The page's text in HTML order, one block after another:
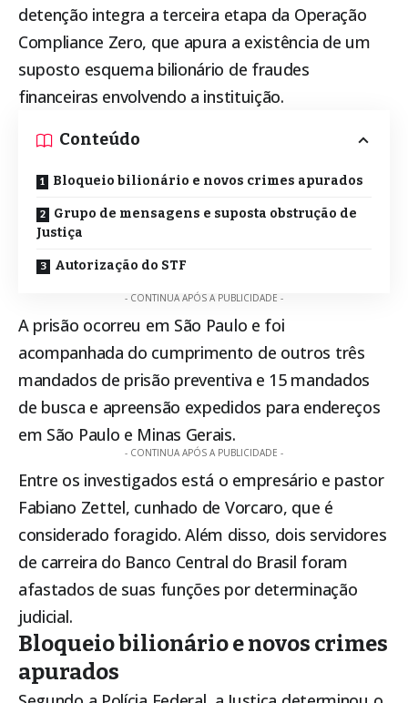
detenção integra a terceira etapa da Operação
Compliance Zero, que apura a existência de um
suposto esquema bilionário de fraudes
financeiras envolvendo a instituição.
Conteúdo
Bloqueio bilionário e novos crimes apurados
Grupo de mensagens e suposta obstrução de
Justiça
Autorização do STF
- CONTINUA APÓS A PUBLICIDADE -
A prisão ocorreu em São Paulo e foi
acompanhada do cumprimento de outros três
mandados de prisão preventiva e 15 mandados
de busca e apreensão expedidos para endereços
em São Paulo e Minas Gerais.
- CONTINUA APÓS A PUBLICIDADE -
Entre os investigados está o empresário e pastor
Fabiano Zettel, cunhado de Vorcaro, que é
considerado foragido. Além disso, dois servidores
de carreira do Banco Central do Brasil foram
afastados de suas funções por determinação
judicial.
Bloqueio bilionário e novos crimes
apurados